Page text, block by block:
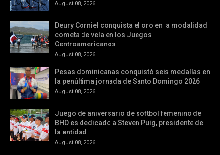
August 08, 2026
Deury Corniel conquista el oro en la modalidad
cometa de vela en los Juegos
Centroamericanos
August 08, 2026
Pesas dominicanas conquistó seis medallas en
la penúltima jornada de Santo Domingo 2026
August 08, 2026
Juego de aniversario de sóftbol femenino de
BHD es dedicado a Steven Puig, presidente de
la entidad
August 08, 2026